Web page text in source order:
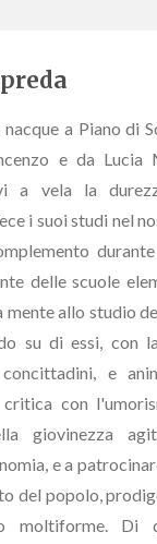
nacque a Piano di
e da Lucia
a vela la
i suoi studi nel
delle scuole
mente allo studio
su di essi, con
e
con
giovinezza
e a
del popolo,
moltiforme. Di